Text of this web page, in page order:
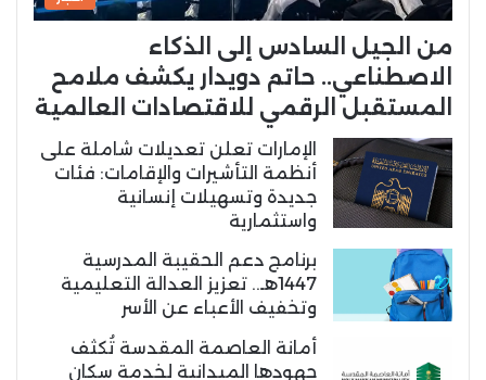
من الجيل السادس إلى الذكاء
الاصطناعي.. حاتم دويدار يكشف ملامح
المستقبل الرقمي للاقتصادات العالمية
الإمارات تعلن تعديلات شاملة على
أنظمة التأشيرات والإقامات: فئات
جديدة وتسهيلات إنسانية
واستثمارية
برنامج دعم الحقيبة المدرسية
1447هـ.. تعزيز العدالة التعليمية
وتخفيف الأعباء عن الأسر
أمانة العاصمة المقدسة تُكثف
جهودها الميدانية لخدمة سكان